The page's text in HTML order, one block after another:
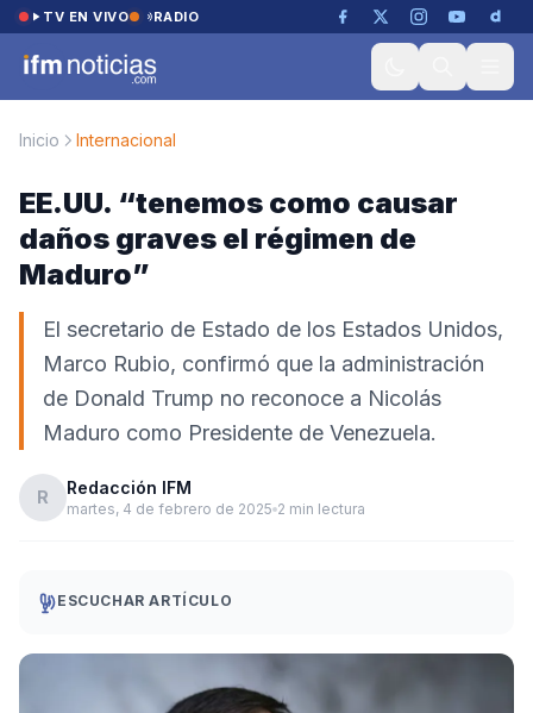
Saltar al contenido
TV EN VIVO RADIO
Inicio Internacional
EE.UU. “tenemos como causar
daños graves el régimen de
Maduro”
El secretario de Estado de los Estados Unidos,
Marco Rubio, confirmó que la administración
de Donald Trump no reconoce a Nicolás
Maduro como Presidente de Venezuela.
R Redacción IFM
martes, 4 de febrero de 2025 2 min lectura
ESCUCHAR ARTÍCULO